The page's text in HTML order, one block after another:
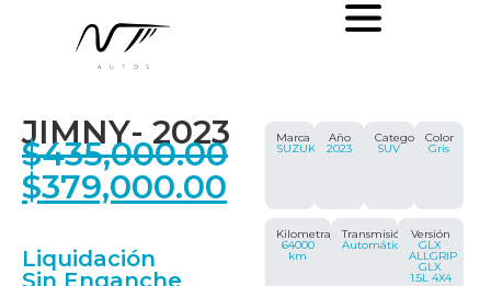
JIMNY- 2023
$435,000.00
$379,000.00
Marca
SUZUKI
Año
2023
Categoría
SUV
Color
Gris
Kilometraje
64000
km
Transmisión
Automática
Versión
GLX
ALLGRIP
GLX
1.5L 4X4